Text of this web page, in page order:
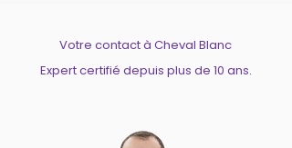
Votre contact à Cheval Blanc
Expert certifié depuis plus de 10 ans.